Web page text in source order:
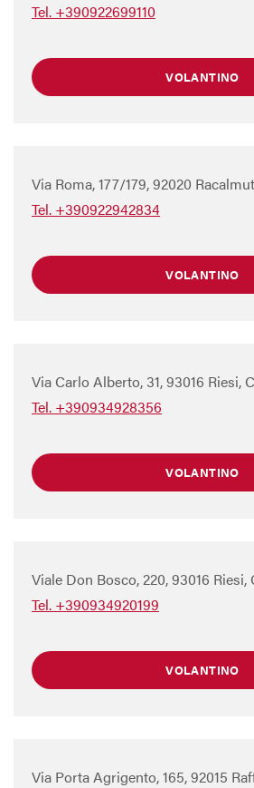
Tel. +390922699110
VOLANTINO
Via Roma, 177/179, 92020
Tel. +390922942834
VOLANTINO
Via Carlo Alberto, 31, 93016 Riesi,
Tel. +390934928356
VOLANTINO
Viale Don Bosco, 220, 93016 Riesi,
Tel. +390934920199
VOLANTINO
Via Porta Agrigento, 165, 92015